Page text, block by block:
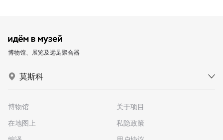
博物馆、展览及远足聚合器
莫斯科
博物馆
在地图上
关于项目
私隐政策